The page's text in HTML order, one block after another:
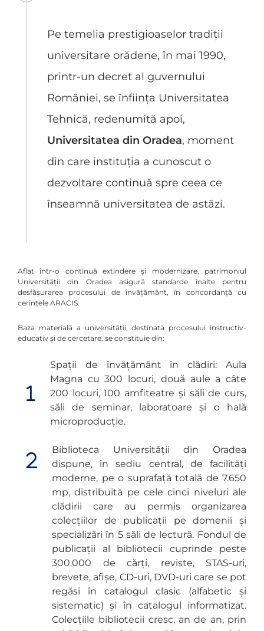
Pe temelia prestigioaselor tradiții
universitare orădene, în mai 1990,
printr-un decret al guvernului
României, se înființa Universitatea
Tehnică, redenumită apoi,
Universitatea din Oradea, moment
din care instituția a cunoscut o
dezvoltare continuă spre ceea ce
înseamnă universitatea de astăzi.
Aflat într-o continuă extindere și modernizare, patrimoniul
Universității din Oradea asigură standarde înalte pentru
desfășurarea procesului de învățământ, în concordanță cu
cerințele ARACIS.
Baza materială a universității, destinată procesului instructiv-
educativ și de cercetare, se constituie din:
Spații de învățământ în clădiri: Aula
Magna cu 300 locuri, două aule a câte
200 locuri, 100 amfiteatre și săli de curs,
săli de seminar, laboratoare și o hală
microproducție.
Biblioteca Universității din Oradea
dispune, în sediu central, de facilități
moderne, pe o suprafață totală de 7.650
mp, distribuită pe cele cinci niveluri ale
clădirii care au permis organizarea
colecțiilor de publicații pe domenii și
specializări în 5 săli de lectură. Fondul de
publicații al bibliotecii cuprinde peste
300.000 de cărți, reviste, STAS-uri,
brevete, afișe, CD-uri, DVD-uri care se pot
regăsi în catalogul clasic (alfabetic și
sistematic) și în catalogul informatizat.
Colecțiile bibliotecii cresc, an de an, prin